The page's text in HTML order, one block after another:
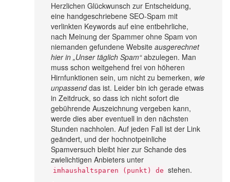
Herzlichen Glückwunsch zur Entscheidung,
eine handgeschriebene SEO-Spam mit
verlinkten Keywords auf eine entbehrliche,
nach Meinung der Spammer ohne Spam von
niemanden gefundene Website ausgerechnet
hier in „Unser täglich Spam“abzulegen. Man
muss schon weitgehend frei von höheren
Hirnfunktionen sein, um nicht zu bemerken, wie
unpassenddas ist. Leider bin ich gerade etwas
in Zeitdruck, so dass ich nicht sofort die
gebührende Auszeichnung vergeben kann,
werde dies aber eventuell in den nächsten
Stunden nachholen. Auf jeden Fall ist der Link
geändert, und der hochnotpeinliche
Spamversuch bleibt hier zur Schande des
zwielichtigen Anbieters unter
imhaushaltsparen (punkt) de stehen.